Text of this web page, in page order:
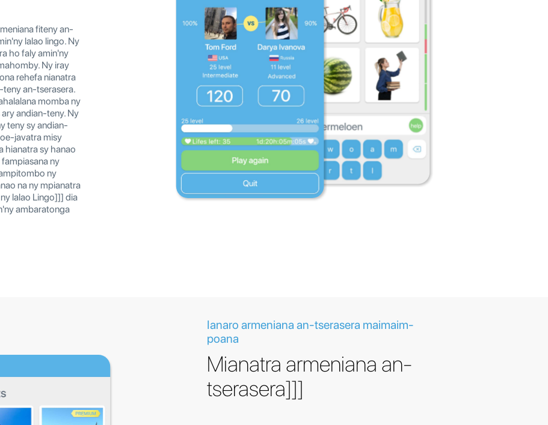
fiteny an-
lalao lingo. Ny
ho faly amin'ny
Ny iray
rehefa nianatra
teny an-tserasera.
momba ny
andian-teny. Ny
teny sy andian-
javatra misy
hianatra sy hanao
ny
ny
na ny mpianatra
lalao Lingo]]] dia
ambaratonga
Ianaro armeniana an-tserasera maimaim-
poana
Mianatra armeniana an-
tserasera]]]